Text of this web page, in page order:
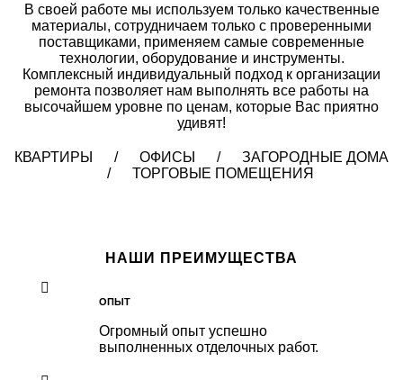
В своей работе мы используем только качественные
материалы, сотрудничаем только с проверенными
поставщиками, применяем самые современные
технологии, оборудование и инструменты.
Комплексный индивидуальный подход к организации
ремонта позволяет нам выполнять все работы на
высочайшем уровне по ценам, которые Вас приятно
удивят!
КВАРТИРЫ / ОФИСЫ / ЗАГОРОДНЫЕ ДОМА
/ ТОРГОВЫЕ ПОМЕЩЕНИЯ
НАШИ ПРЕИМУЩЕСТВА
ОПЫТ
Огромный опыт успешно
выполненных отделочных работ.